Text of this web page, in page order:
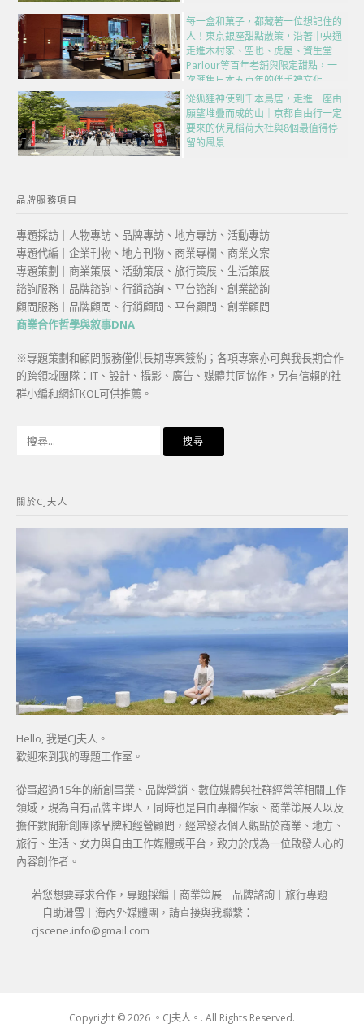
每一盒和菓子，都藏著一位想記住的
人！東京銀座甜點散策，沿著中央通
走進木村家、空也、虎屋、資生堂
Parlour等百年老舖與限定甜點，一
次匯集日本五百年的伴手禮文化
從狐狸神使到千本鳥居，走進一座由
願望堆疊而成的山｜京都自由行一定
要來的伏見稻荷大社與8個最值得停
留的風景
品牌服務項目
專題採訪｜人物專訪、品牌專訪、地方專訪、活動專訪
專題代編｜企業刊物、地方刊物、商業專欄、商業文案
專題策劃｜商業策展、活動策展、旅行策展、生活策展
諮詢服務｜品牌諮詢、行銷諮詢、平台諮詢、創業諮詢
顧問服務｜品牌顧問、行銷顧問、平台顧問、創業顧問
商業合作哲學與敘事DNA
※專題策劃和顧問服務僅供長期專案簽約；各項專案亦可與我長期合作
的跨領域團隊：IT、設計、攝影、廣告、媒體共同協作，另有信賴的社
群小編和網紅KOL可供推薦。
字:
關於CJ夫人
Hello, 我是CJ夫人。
歡迎來到我的專題工作室。
從事超過15年的新創事業、品牌營銷、數位媒體與社群經營等相關工作
領域，現為自有品牌主理人，同時也是自由專欄作家、商業策展人以及
擔任數間新創團隊品牌和經營顧問，經常發表個人觀點於商業、地方、
旅行、生活、女力與自由工作媒體或平台，致力於成為一位啟發人心的
內容創作者。
若您想要尋求合作，專題採編｜商業策展｜品牌諮詢｜旅行專題
｜自助滑雪｜海內外媒體團，請直接與我聯繫：
cjscene.info@gmail.com
Copyright © 2026 。CJ夫人。. All Rights Reserved.